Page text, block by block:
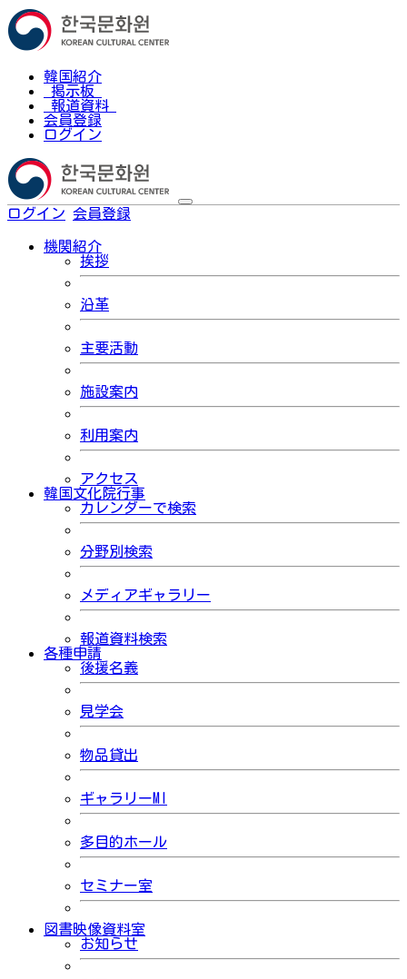
韓国紹介
掲示板
報道資料
会員登録
ログイン
ログイン 会員登録
機関紹介
挨拶
沿革
主要活動
施設案内
利用案内
アクセス
韓国文化院行事
カレンダーで検索
分野別検索
メディアギャラリー
報道資料検索
各種申請
後援名義
見学会
物品貸出
ギャラリーMI
多目的ホール
セミナー室
図書映像資料室
お知らせ